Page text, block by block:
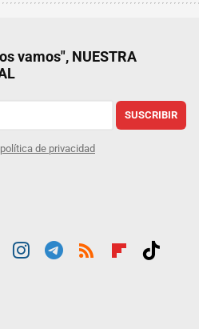
vamos", NUESTRA
SUSCRIBIR
política de privacidad